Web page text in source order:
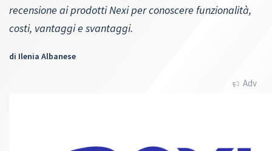
recensione ai prodotti Nexi per conoscere funzionalità,
costi, vantaggi e svantaggi.
di Ilenia Albanese
Adv